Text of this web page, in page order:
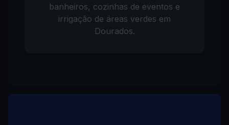
banheiros, cozinhas de eventos e
irrigação de áreas verdes em
Dourados.